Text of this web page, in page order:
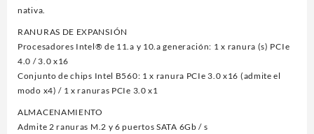
nativa.
RANURAS DE EXPANSIÓN
Procesadores Intel® de 11.a y 10.a generación: 1 x ranura (s) PCIe
4.0 / 3.0 x16
Conjunto de chips Intel B560: 1 x ranura PCIe 3.0 x16 (admite el
modo x4) / 1 x ranuras PCIe 3.0 x1
ALMACENAMIENTO
Admite 2 ranuras M.2 y 6 puertos SATA 6Gb / s